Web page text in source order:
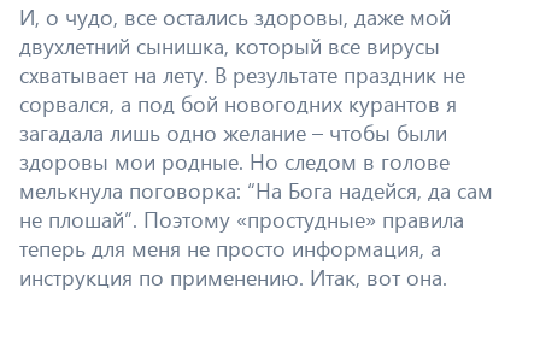
И, о чудо, все остались здоровы, даже мой
двухлетний сынишка, который все вирусы
схватывает на лету. В результате праздник не
сорвался, а под бой новогодних курантов я
загадала лишь одно желание – чтобы были
здоровы мои родные. Но следом в голове
мелькнула поговорка: “На Бога надейся, да сам
не плошай”. Поэтому «простудные» правила
теперь для меня не просто информация, а
инструкция по применению. Итак, вот она.